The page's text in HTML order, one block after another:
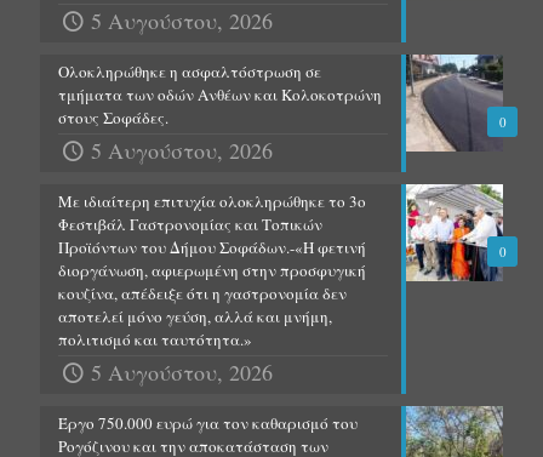
5 Αυγούστου, 2026
0
Ολοκληρώθηκε η ασφαλτόστρωση σε
τμήματα των οδών Ανθέων και Κολοκοτρώνη
στους Σοφάδες.
5 Αυγούστου, 2026
0
Με ιδιαίτερη επιτυχία ολοκληρώθηκε το 3ο
Φεστιβάλ Γαστρονομίας και Τοπικών
Προϊόντων του Δήμου Σοφάδων.-«Η φετινή
διοργάνωση, αφιερωμένη στην προσφυγική
κουζίνα, απέδειξε ότι η γαστρονομία δεν
αποτελεί μόνο γεύση, αλλά και μνήμη,
πολιτισμό και ταυτότητα.»
5 Αυγούστου, 2026
Έργο 750.000 ευρώ για τον καθαρισμό του
Ρογόζινου και την αποκατάσταση των